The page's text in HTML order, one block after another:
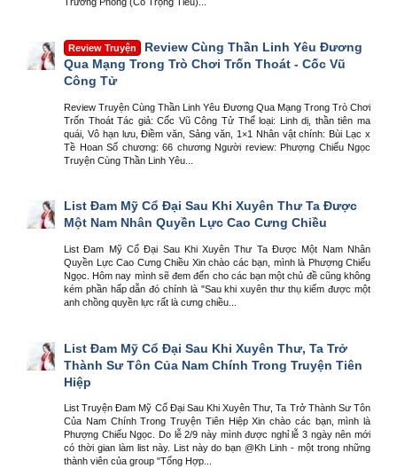
Review Truyện
Review Cùng Thần Linh Yêu Đương
Qua Mạng Trong Trò Chơi Trốn Thoát - Cốc Vũ
Công Tử
Review Truyện Cùng Thần Linh Yêu Đương Qua Mạng Trong Trò Chơi
Trốn Thoát Tác giả: Cốc Vũ Công Tử Thể loại: Linh dị, thần tiên ma
quái, Vô hạn lưu, Điềm văn, Sảng văn, 1×1 Nhân vật chính: Bùi Lạc x
Tề Hoan Số chương: 66 chương Người review: Phượng Chiếu Ngọc
Truyện Cùng Thần Linh Yêu...
List Đam Mỹ Cổ Đại Sau Khi Xuyên Thư Ta Được
Một Nam Nhân Quyền Lực Cao Cưng Chiều
List Đam Mỹ Cổ Đại Sau Khi Xuyên Thư Ta Được Một Nam Nhân
Quyền Lực Cao Cưng Chiều Xin chào các bạn, mình là Phượng Chiếu
Ngọc. Hôm nay mình sẽ đem đến cho các bạn một chủ đề cũng không
kém phần hấp dẫn đó chính là "Sau khi xuyên thư thụ kiếm được một
anh chồng quyền lực rất là cưng chiều...
List Đam Mỹ Cổ Đại Sau Khi Xuyên Thư, Ta Trở
Thành Sư Tôn Của Nam Chính Trong Truyện Tiên
Hiệp
List Truyện Đam Mỹ Cổ Đại Sau Khi Xuyên Thư, Ta Trở Thành Sư Tôn
Của Nam Chính Trong Truyện Tiên Hiệp Xin chào các bạn, mình là
Phượng Chiếu Ngọc. Do lễ 2/9 này mình được nghỉ lễ 3 ngày nên mới
có thời gian làm list này. List này do bạn @Kh Linh - một trong những
thành viên của group "Tổng Hợp...